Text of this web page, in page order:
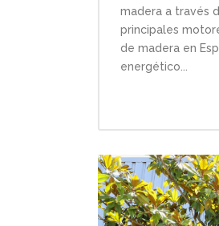
madera a través
principales
de madera en
energético...